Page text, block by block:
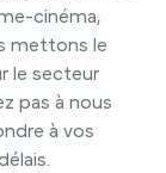
cinéma,
mettons le
le secteur
pas à nous
à vos